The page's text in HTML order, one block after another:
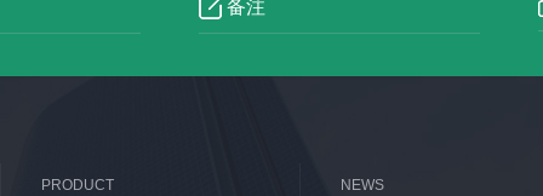
PRODUCT NEWS